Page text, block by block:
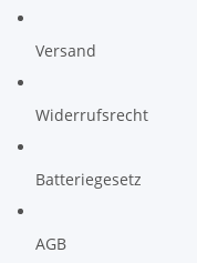
Versand
Widerrufsrecht
Batteriegesetz
AGB